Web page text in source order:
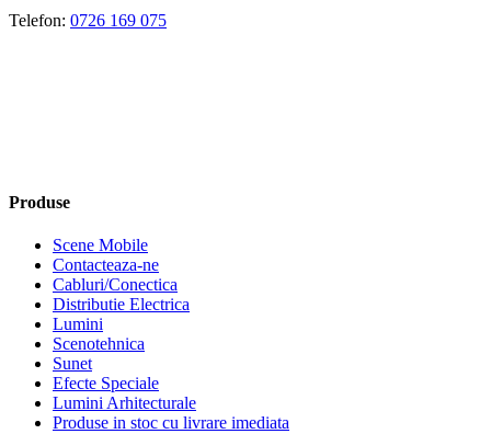
Telefon: 0726 169 075
Produse
Scene Mobile
Contacteaza-ne
Cabluri/Conectica
Distributie Electrica
Lumini
Scenotehnica
Sunet
Efecte Speciale
Lumini Arhitecturale
Produse in stoc cu livrare imediata